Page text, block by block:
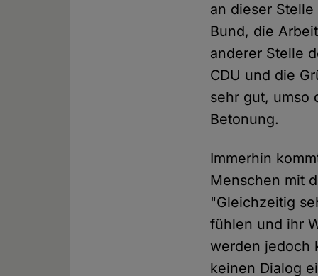
an dieser
Bund, die
anderer Stelle
CDU und die
sehr gut, umso
Betonung.
Immerhin
Menschen mit
"Gleichzeitig
fühlen und ihr
werden jedoch
keinen Dialog